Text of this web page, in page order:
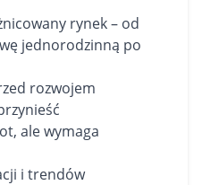
rynek – od
jednorodzinną po
rozwojem
ale wymaga
i trendów